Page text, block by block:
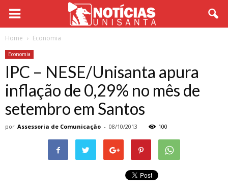
Home Economia
Economia
IPC – NESE/Unisanta apura
inflação de 0,29% no mês de
setembro em Santos
por Assessoria de Comunicação - 08/10/2013 100